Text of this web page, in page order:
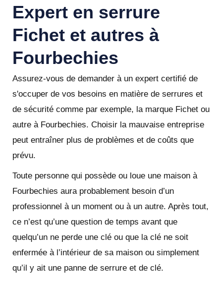
Expert en serrure
Fichet et autres à
Fourbechies
Assurez-vous de demander à un expert certifié de
s'occuper de vos besoins en matière de serrures et
de sécurité comme par exemple, la marque Fichet ou
autre à Fourbechies. Choisir la mauvaise entreprise
peut entraîner plus de problèmes et de coûts que
prévu.
Toute personne qui possède ou loue une maison à
Fourbechies aura probablement besoin d’un
professionnel à un moment ou à un autre. Après tout,
ce n’est qu’une question de temps avant que
quelqu’un ne perde une clé ou que la clé ne soit
enfermée à l’intérieur de sa maison ou simplement
qu’il y ait une panne de serrure et de clé.